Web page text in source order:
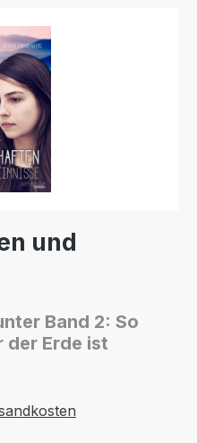
und
Band 2: So
der Erde ist